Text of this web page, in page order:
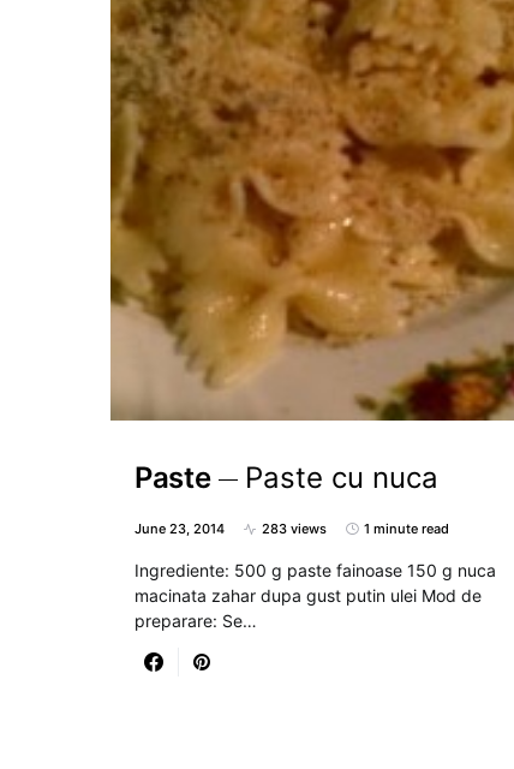
Paste Paste cu nuca
June 23, 2014 283 views 1 minute read
Ingrediente: 500 g paste fainoase 150 g nuca
macinata zahar dupa gust putin ulei Mod de
preparare: Se…